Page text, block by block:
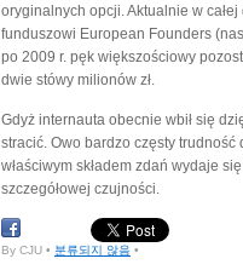
oryginalnych opcji. Aktualnie w
funduszowi European Founders
po 2009 r. pęk większościowy
dwie stówy milionów zł.
Gdyż internauta obecnie wbił się
stracić. Owo bardzo częsty
właściwym składem zdań wydaje
szczegółowej czujności.
By CJU • 분류되지 않음 •